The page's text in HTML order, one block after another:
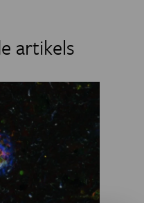
artikels